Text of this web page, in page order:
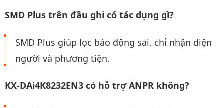
SMD Plus trên đầu ghi có tác dụng gì?
SMD Plus giúp lọc báo động sai, chỉ nhận diện
người và phương tiện.
KX-DAi4K8232EN3 có hỗ trợ ANPR không?